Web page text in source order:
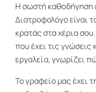
Η σωστή καθοδήγηση
Διατροφολόγο είναι
κρατάς στα χέρια
που έχει τις γνώσεις
εργαλεία, γνωρίζει
Το γραφείο μας έχει